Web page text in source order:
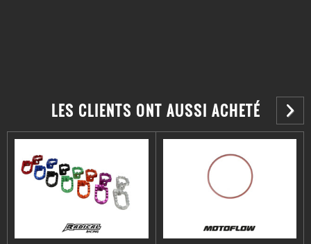
LES CLIENTS ONT AUSSI ACHETÉ